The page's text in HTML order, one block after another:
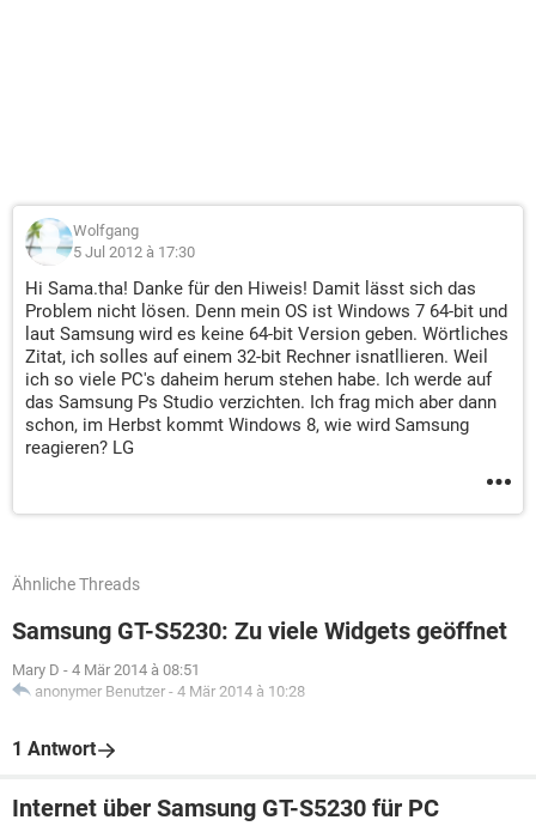
Wolfgang
5 Jul 2012 à 17:30
Hi Sama.tha! Danke für den Hiweis! Damit lässt sich das
Problem nicht lösen. Denn mein OS ist Windows 7 64-bit und
laut Samsung wird es keine 64-bit Version geben. Wörtliches
Zitat, ich solles auf einem 32-bit Rechner isnatllieren. Weil
ich so viele PC's daheim herum stehen habe. Ich werde auf
das Samsung Ps Studio verzichten. Ich frag mich aber dann
schon, im Herbst kommt Windows 8, wie wird Samsung
reagieren? LG
Ähnliche Threads
Samsung GT-S5230: Zu viele Widgets geöffnet
Mary D - 4 Mär 2014 à 08:51
anonymer Benutzer - 4 Mär 2014 à 10:28
1 Antwort
Internet über Samsung GT-S5230 für PC